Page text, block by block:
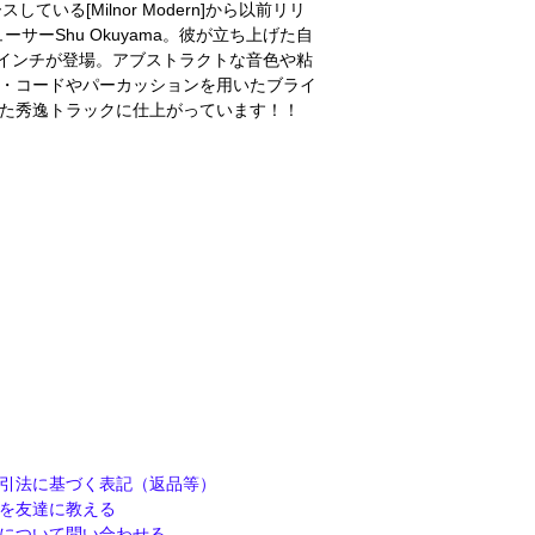
している[Milnor Modern]から以前リリ
サーShu Okuyama。彼が立ち上げた自
ンチが登場。アブストラクトな音色や粘
コードやパーカッションを用いたブライ
秀逸トラックに仕上がっています！！
法に基づく表記（返品等）
友達に教える